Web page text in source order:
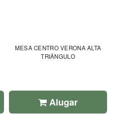
MESA CENTRO VERONA ALTA
TRIÂNGULO
Alugar